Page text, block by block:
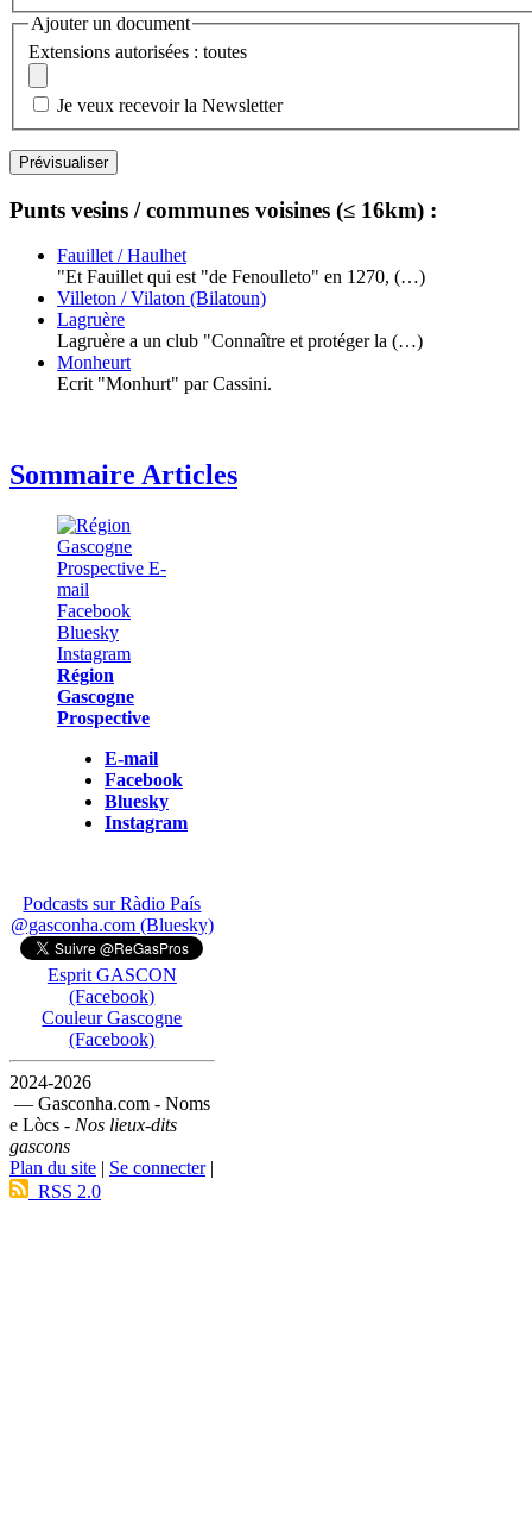
Ajouter un document
Extensions autorisées : toutes
Je veux recevoir la Newsletter
Punts vesins / communes voisines (≤ 16km) :
Fauillet / Haulhet
"Et Fauillet qui est "de Fenoulleto" en 1270, (…)
Villeton / Vilaton (Bilatoun)
Lagruère
Lagruère a un club "Connaître et protéger la (…)
Monheurt
Ecrit "Monhurt" par Cassini.
Sommaire Articles
Région
Gascogne
Prospective
E-mail
Facebook
Bluesky
Instagram
Podcasts sur Ràdio País
@gasconha.com (Bluesky)
Esprit GASCON
(Facebook)
Couleur Gascogne
(Facebook)
2024-2026
— Gasconha.com - Noms
e Lòcs - Nos lieux-dits
gascons
Plan du site | Se connecter|
RSS 2.0